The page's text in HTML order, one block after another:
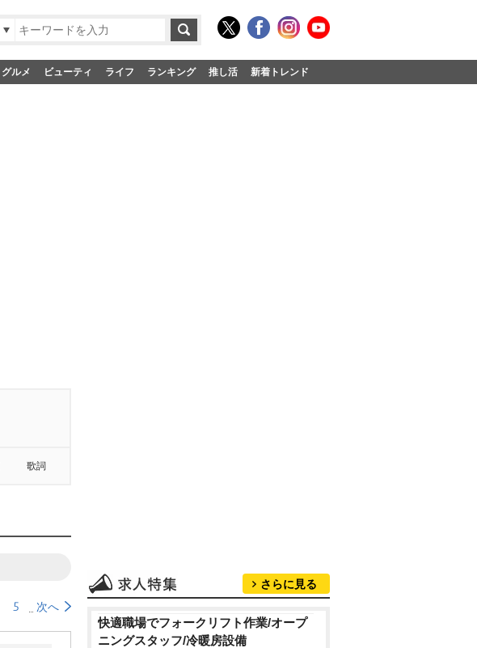
グルメ ビューティ ライフ ランキング 推し活 新着トレンド
歌詞
5 次へ
さらに見る
快適職場でフォークリフト作業/オープ
ニングスタッフ/冷暖房設備